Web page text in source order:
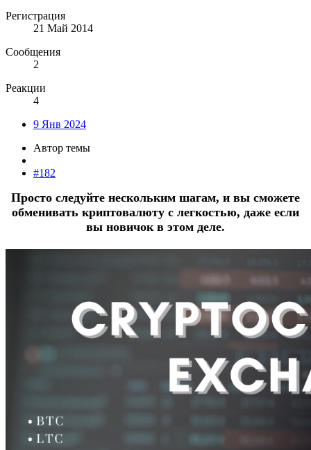
Регистрация
21 Май 2014
Сообщения
2
Реакции
4
9 Янв 2024
Автор темы
#182
Просто следуйте нескольким шагам, и вы сможете
обменивать криптовалюту с легкостью, даже если
вы новичок в этом деле.